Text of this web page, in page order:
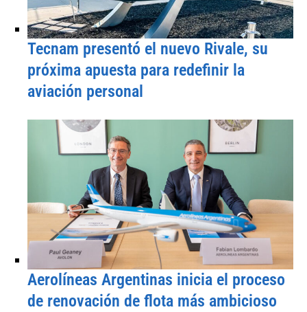
Tecnam presentó el nuevo Rivale, su
próxima apuesta para redefinir la
aviación personal
Aerolíneas Argentinas inicia el proceso
de renovación de flota más ambicioso